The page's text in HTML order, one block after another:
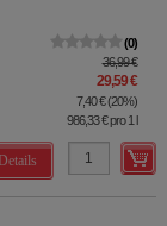
0
36,99 €
29,59 €
7,40 €(20%)
986,33 €pro 1 l
Details